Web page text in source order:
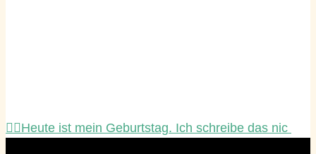
☝🏻Heute ist mein Geburtstag. Ich schreibe das nic